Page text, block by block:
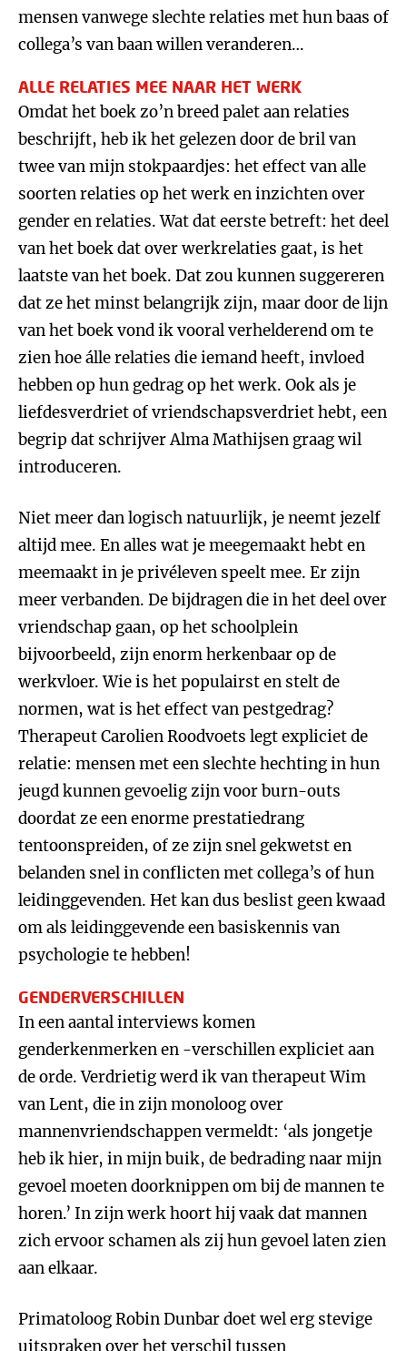
mensen vanwege slechte relaties met hun baas of
collega’s van baan willen veranderen…
ALLE RELATIES MEE NAAR HET WERK
Omdat het boek zo’n breed palet aan relaties
beschrijft, heb ik het gelezen door de bril van
twee van mijn stokpaardjes: het effect van alle
soorten relaties op het werk en inzichten over
gender en relaties. Wat dat eerste betreft: het deel
van het boek dat over werkrelaties gaat, is het
laatste van het boek. Dat zou kunnen suggereren
dat ze het minst belangrijk zijn, maar door de lijn
van het boek vond ik vooral verhelderend om te
zien hoe álle relaties die iemand heeft, invloed
hebben op hun gedrag op het werk. Ook als je
liefdesverdriet of vriendschapsverdriet hebt, een
begrip dat schrijver Alma Mathijsen graag wil
introduceren.
Niet meer dan logisch natuurlijk, je neemt jezelf
altijd mee. En alles wat je meegemaakt hebt en
meemaakt in je privéleven speelt mee. Er zijn
meer verbanden. De bijdragen die in het deel over
vriendschap gaan, op het schoolplein
bijvoorbeeld, zijn enorm herkenbaar op de
werkvloer. Wie is het populairst en stelt de
normen, wat is het effect van pestgedrag?
Therapeut Carolien Roodvoets legt expliciet de
relatie: mensen met een slechte hechting in hun
jeugd kunnen gevoelig zijn voor burn-outs
doordat ze een enorme prestatiedrang
tentoonspreiden, of ze zijn snel gekwetst en
belanden snel in conflicten met collega’s of hun
leidinggevenden. Het kan dus beslist geen kwaad
om als leidinggevende een basiskennis van
psychologie te hebben!
GENDERVERSCHILLEN
In een aantal interviews komen
genderkenmerken en -verschillen expliciet aan
de orde. Verdrietig werd ik van therapeut Wim
van Lent, die in zijn monoloog over
mannenvriendschappen vermeldt: ‘als jongetje
heb ik hier, in mijn buik, de bedrading naar mijn
gevoel moeten doorknippen om bij de mannen te
horen.’ In zijn werk hoort hij vaak dat mannen
zich ervoor schamen als zij hun gevoel laten zien
aan elkaar.
Primatoloog Robin Dunbar doet wel erg stevige
uitspraken over het verschil tussen